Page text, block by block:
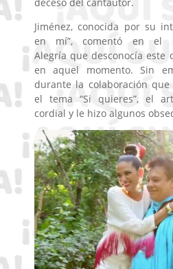
Jiménez, conocida por su
en mí”, comentó en el
Alegría que desconocía este
en aquel momento. Sin
durante la colaboración
el tema “Si quieres”, el
cordial y le hizo algunos